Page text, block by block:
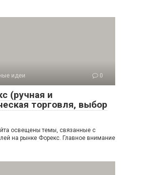
идеи 0
(ручная и
торговля, выбор
освещены темы, связанные с
на рынке Форекс. Главное внимание